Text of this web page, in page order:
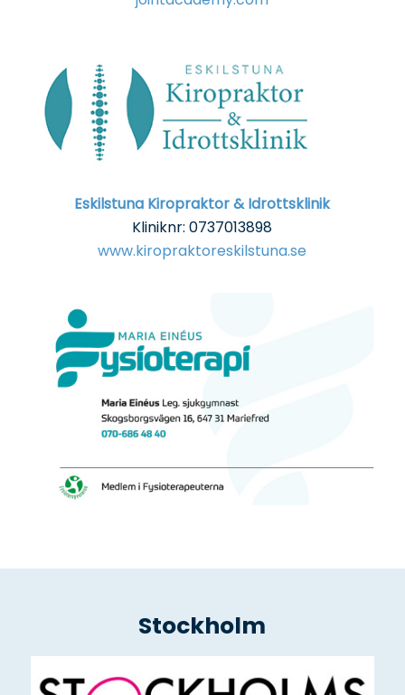
Eskilstuna Kiropraktor & Idrottsklinik
Kliniknr: 0737013898
www.kiropraktoreskilstuna.se
Stockholm